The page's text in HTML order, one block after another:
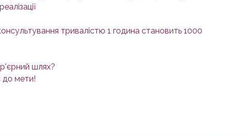
консультування тривалістю 1 година становить 1000
шлях?
до мети!